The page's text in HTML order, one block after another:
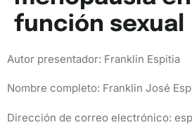
función sexual
Autor presentador: Franklin Espitia
Nombre completo: Franklin José
Dirección de correo electrónico: